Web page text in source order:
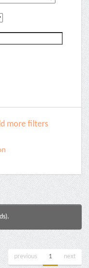
more filters
previous 1 next